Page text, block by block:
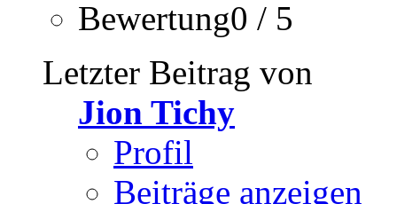
Bewertung0 / 5
Letzter Beitrag von
Jion Tichy
Profil
Beiträge anzeigen